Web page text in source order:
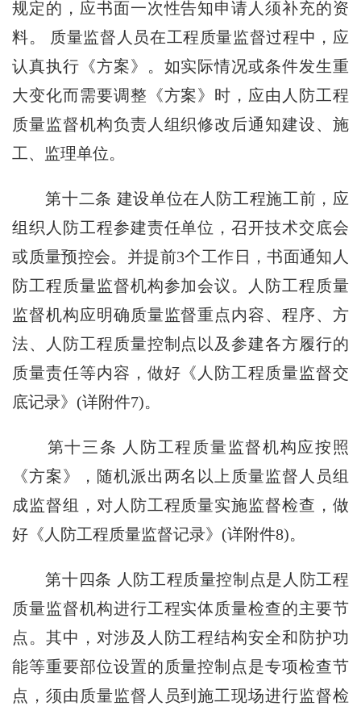
规定的，应书面一次性告知申请人须补充的资
料。 质量监督人员在工程质量监督过程中，应
认真执行《方案》。如实际情况或条件发生重
大变化而需要调整《方案》时，应由人防工程
质量监督机构负责人组织修改后通知建设、施
工、监理单位。
第十二条 建设单位在人防工程施工前，应
组织人防工程参建责任单位，召开技术交底会
或质量预控会。并提前3个工作日，书面通知人
防工程质量监督机构参加会议。人防工程质量
监督机构应明确质量监督重点内容、程序、方
法、人防工程质量控制点以及参建各方履行的
质量责任等内容，做好《人防工程质量监督交
底记录》(详附件7)。
第十三条 人防工程质量监督机构应按照
《方案》，随机派出两名以上质量监督人员组
成监督组，对人防工程质量实施监督检查，做
好《人防工程质量监督记录》(详附件8)。
第十四条 人防工程质量控制点是人防工程
质量监督机构进行工程实体质量检查的主要节
点。其中，对涉及人防工程结构安全和防护功
能等重要部位设置的质量控制点是专项检查节
点，须由质量监督人员到施工现场进行监督检